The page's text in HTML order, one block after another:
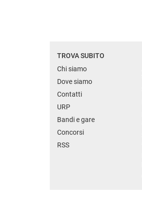
TROVA SUBITO
Chi siamo
Dove siamo
Contatti
URP
Bandi e gare
Concorsi
RSS